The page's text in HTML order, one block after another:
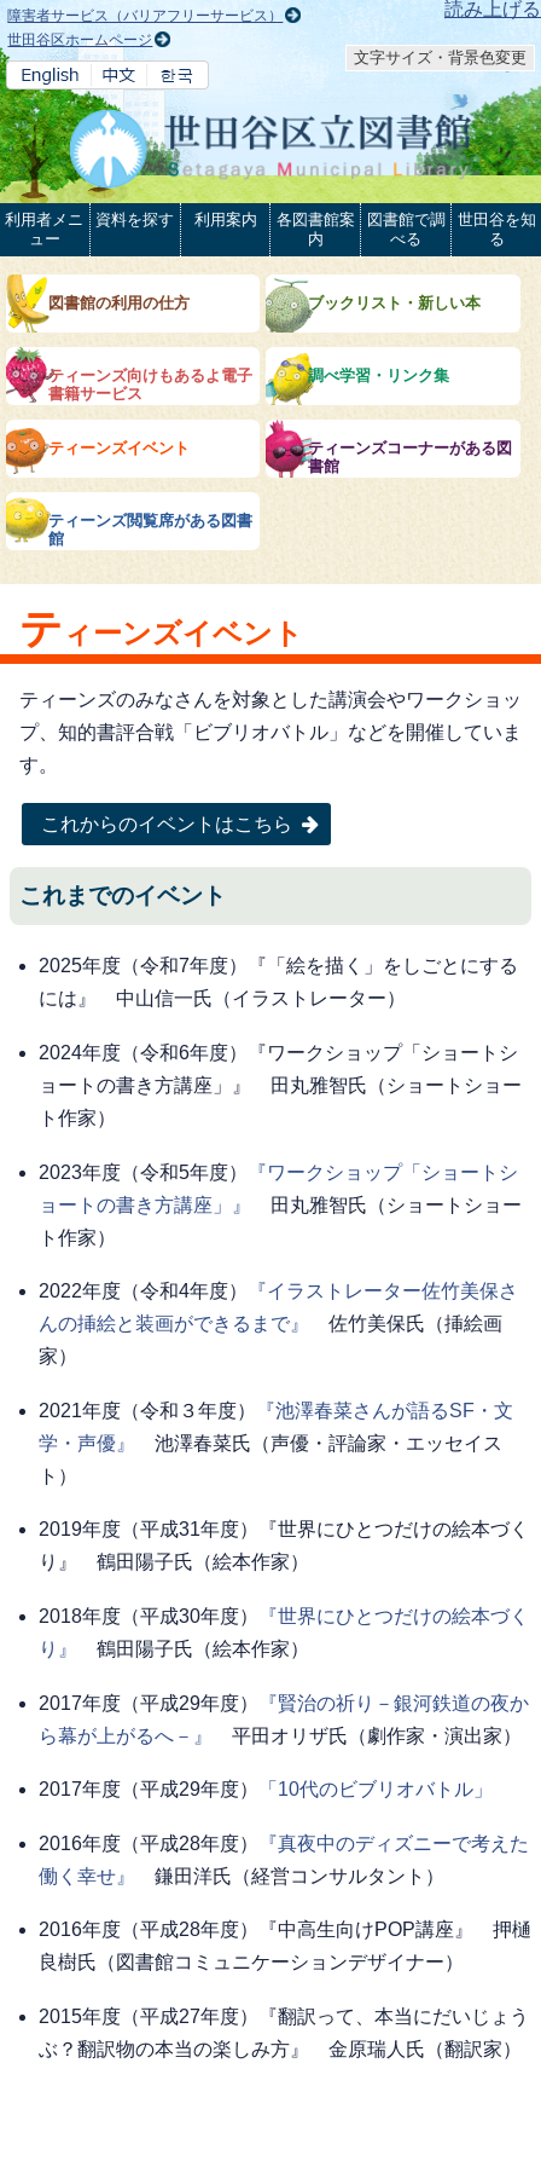
本文へ 読み上げる
障害者サービス（バリアフリーサービス）
世田谷区ホームページ
文字サイズ・背景色変更
利用者メニ
ュー
資料を探す 利用案内
各図書館案
内
図書館で調
べる
世田谷を知
る
テ ィーンズイベント
ティーンズのみなさんを対象とした講演会やワークショッ
プ、知的書評合戦「ビブリオバトル」などを開催していま
す。
これからのイベントはこちら
これまでのイベント
2025年度（令和7年度）『「絵を描く」をしごとにする
には』 中山信一氏（イラストレーター）
2024年度（令和6年度）『ワークショップ「ショートシ
ョートの書き方講座」』 田丸雅智氏（ショートショー
ト作家）
2023年度（令和5年度）
『ワークショップ「ショートシ
ョートの書き方講座」』
田丸雅智氏（ショートショー
ト作家）
2022年度（令和4年度）
『イラストレーター佐竹美保さ
んの挿絵と装画ができるまで』
佐竹美保氏（挿絵画
家）
2021年度（令和３年度）
『池澤春菜さんが語るSF・文
学・声優』
池澤春菜氏（声優・評論家・エッセイス
ト）
2019年度（平成31年度）『世界にひとつだけの絵本づく
り』 鶴田陽子氏（絵本作家）
2018年度（平成30年度）
『世界にひとつだけの絵本づく
り』
鶴田陽子氏（絵本作家）
2017年度（平成29年度）
『賢治の祈り－銀河鉄道の夜か
ら幕が上がるへ－』
平田オリザ氏（劇作家・演出家）
2017年度（平成29年度） 「10代のビブリオバトル」
2016年度（平成28年度）
『真夜中のディズニーで考えた
働く幸せ』
鎌田洋氏（経営コンサルタント）
2016年度（平成28年度）『中高生向けPOP講座』 押樋
良樹氏（図書館コミュニケーションデザイナー）
2015年度（平成27年度）『翻訳って、本当にだいじょう
ぶ？翻訳物の本当の楽しみ方』 金原瑞人氏（翻訳家）
図書館の利用の仕方 ブックリスト・新しい本
ティーンズ向けもあるよ電子
書籍サービス
調べ学習・リンク集
ティーンズイベント
ティーンズコーナーがある図
書館
ティーンズ閲覧席がある図書
館